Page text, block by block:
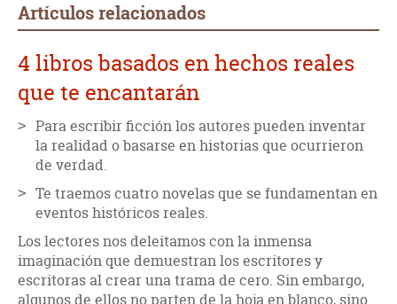
Artículos relacionados
4 libros basados en hechos reales
que te encantarán
Para escribir ficción los autores pueden inventar
la realidad o basarse en historias que ocurrieron
de verdad.
Te traemos cuatro novelas que se fundamentan en
eventos históricos reales.
Los lectores nos deleitamos con la inmensa
imaginación que demuestran los escritores y
escritoras al crear una trama de cero. Sin embargo,
algunos de ellos no parten de la hoja en blanco, sino